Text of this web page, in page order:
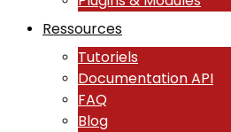
Ressources
Tutoriels
Documentation API
FAQ
Blog